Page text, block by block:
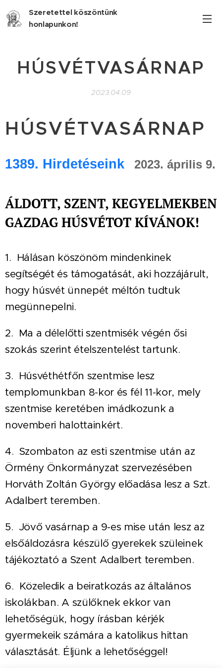
Szeretettel köszöntünk
honlapunkon!
HÚSVÉTVASÁRNAP
2023.04.09
HÚSVÉTVASÁRNAP
1389. Hirdetéseink 2023. április 9.
ÁLDOTT, SZENT, KEGYELMEKBEN
GAZDAG HÚSVÉTOT KÍVÁNOK!
1. Hálásan köszönöm mindenkinek
segítségét és támogatását, aki hozzájárult,
hogy húsvét ünnepét méltón tudtuk
megünnepelni.
2. Ma a délelőtti szentmisék végén ősi
szokás szerint ételszentelést tartunk.
3. Húsvéthétfőn szentmise lesz
templomunkban 8-kor és fél 11-kor, mely
szentmise keretében imádkozunk a
novemberi halottainkért.
4. Szombaton az esti szentmise után az
Örmény Önkormányzat szervezésében
Horváth Zoltán György előadása lesz a Szt.
Adalbert teremben.
5. Jövő vasárnap a 9-es mise után lesz az
elsőáldozásra készülő gyerekek szüleinek
tájékoztató a Szent Adalbert teremben.
6. Közeledik a beiratkozás az általános
iskolákban. A szülőknek ekkor van
lehetőségük, hogy írásban kérjék
gyermekeik számára a katolikus hittan
választását. Éljünk a lehetőséggel!